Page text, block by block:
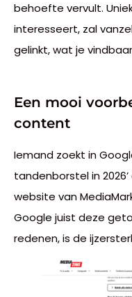
behoefte vervult.
interesseert, zal
gelinkt, wat je
Een mooi
content
Iemand zoekt in
tandenborstel in
website van
Google juist deze
redenen, is de